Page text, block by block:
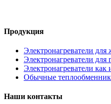
Продукция
Электронагреватели для
Электронагреватели для
Электронагреватели как
Обычные
Наши контакты